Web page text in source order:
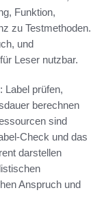
Funktion,
zu Testmethoden.
und
Leser nutzbar.
Label prüfen,
berechnen
sind
Check und das
darstellen
Anspruch und